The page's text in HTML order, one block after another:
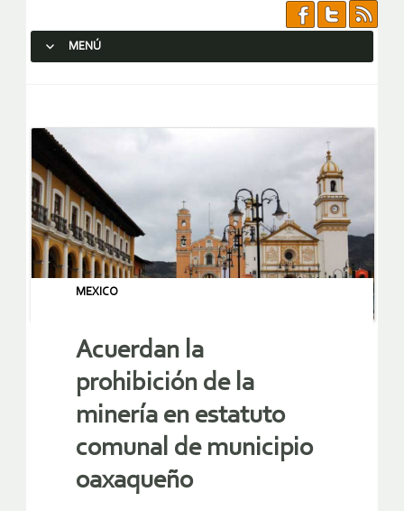
MENÚ
MEXICO
Acuerdan la
prohibición de la
minería en estatuto
comunal de municipio
oaxaqueño